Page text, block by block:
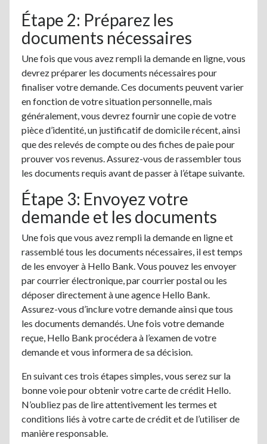
Étape 2: Préparez les
documents nécessaires
Une fois que vous avez rempli la demande en ligne, vous
devrez préparer les documents nécessaires pour
finaliser votre demande. Ces documents peuvent varier
en fonction de votre situation personnelle, mais
généralement, vous devrez fournir une copie de votre
pièce d’identité, un justificatif de domicile récent, ainsi
que des relevés de compte ou des fiches de paie pour
prouver vos revenus. Assurez-vous de rassembler tous
les documents requis avant de passer à l’étape suivante.
Étape 3: Envoyez votre
demande et les documents
Une fois que vous avez rempli la demande en ligne et
rassemblé tous les documents nécessaires, il est temps
de les envoyer à Hello Bank. Vous pouvez les envoyer
par courrier électronique, par courrier postal ou les
déposer directement à une agence Hello Bank.
Assurez-vous d’inclure votre demande ainsi que tous
les documents demandés. Une fois votre demande
reçue, Hello Bank procédera à l’examen de votre
demande et vous informera de sa décision.
En suivant ces trois étapes simples, vous serez sur la
bonne voie pour obtenir votre carte de crédit Hello.
N’oubliez pas de lire attentivement les termes et
conditions liés à votre carte de crédit et de l’utiliser de
manière responsable.